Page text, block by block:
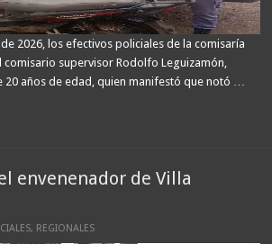
2026, los efectivos policiales de la comisaría
comisario supervisor Rodolfo Leguizamón,
años de edad, quien manifestó que notó …
envenenador de Villa
, REGIONALES